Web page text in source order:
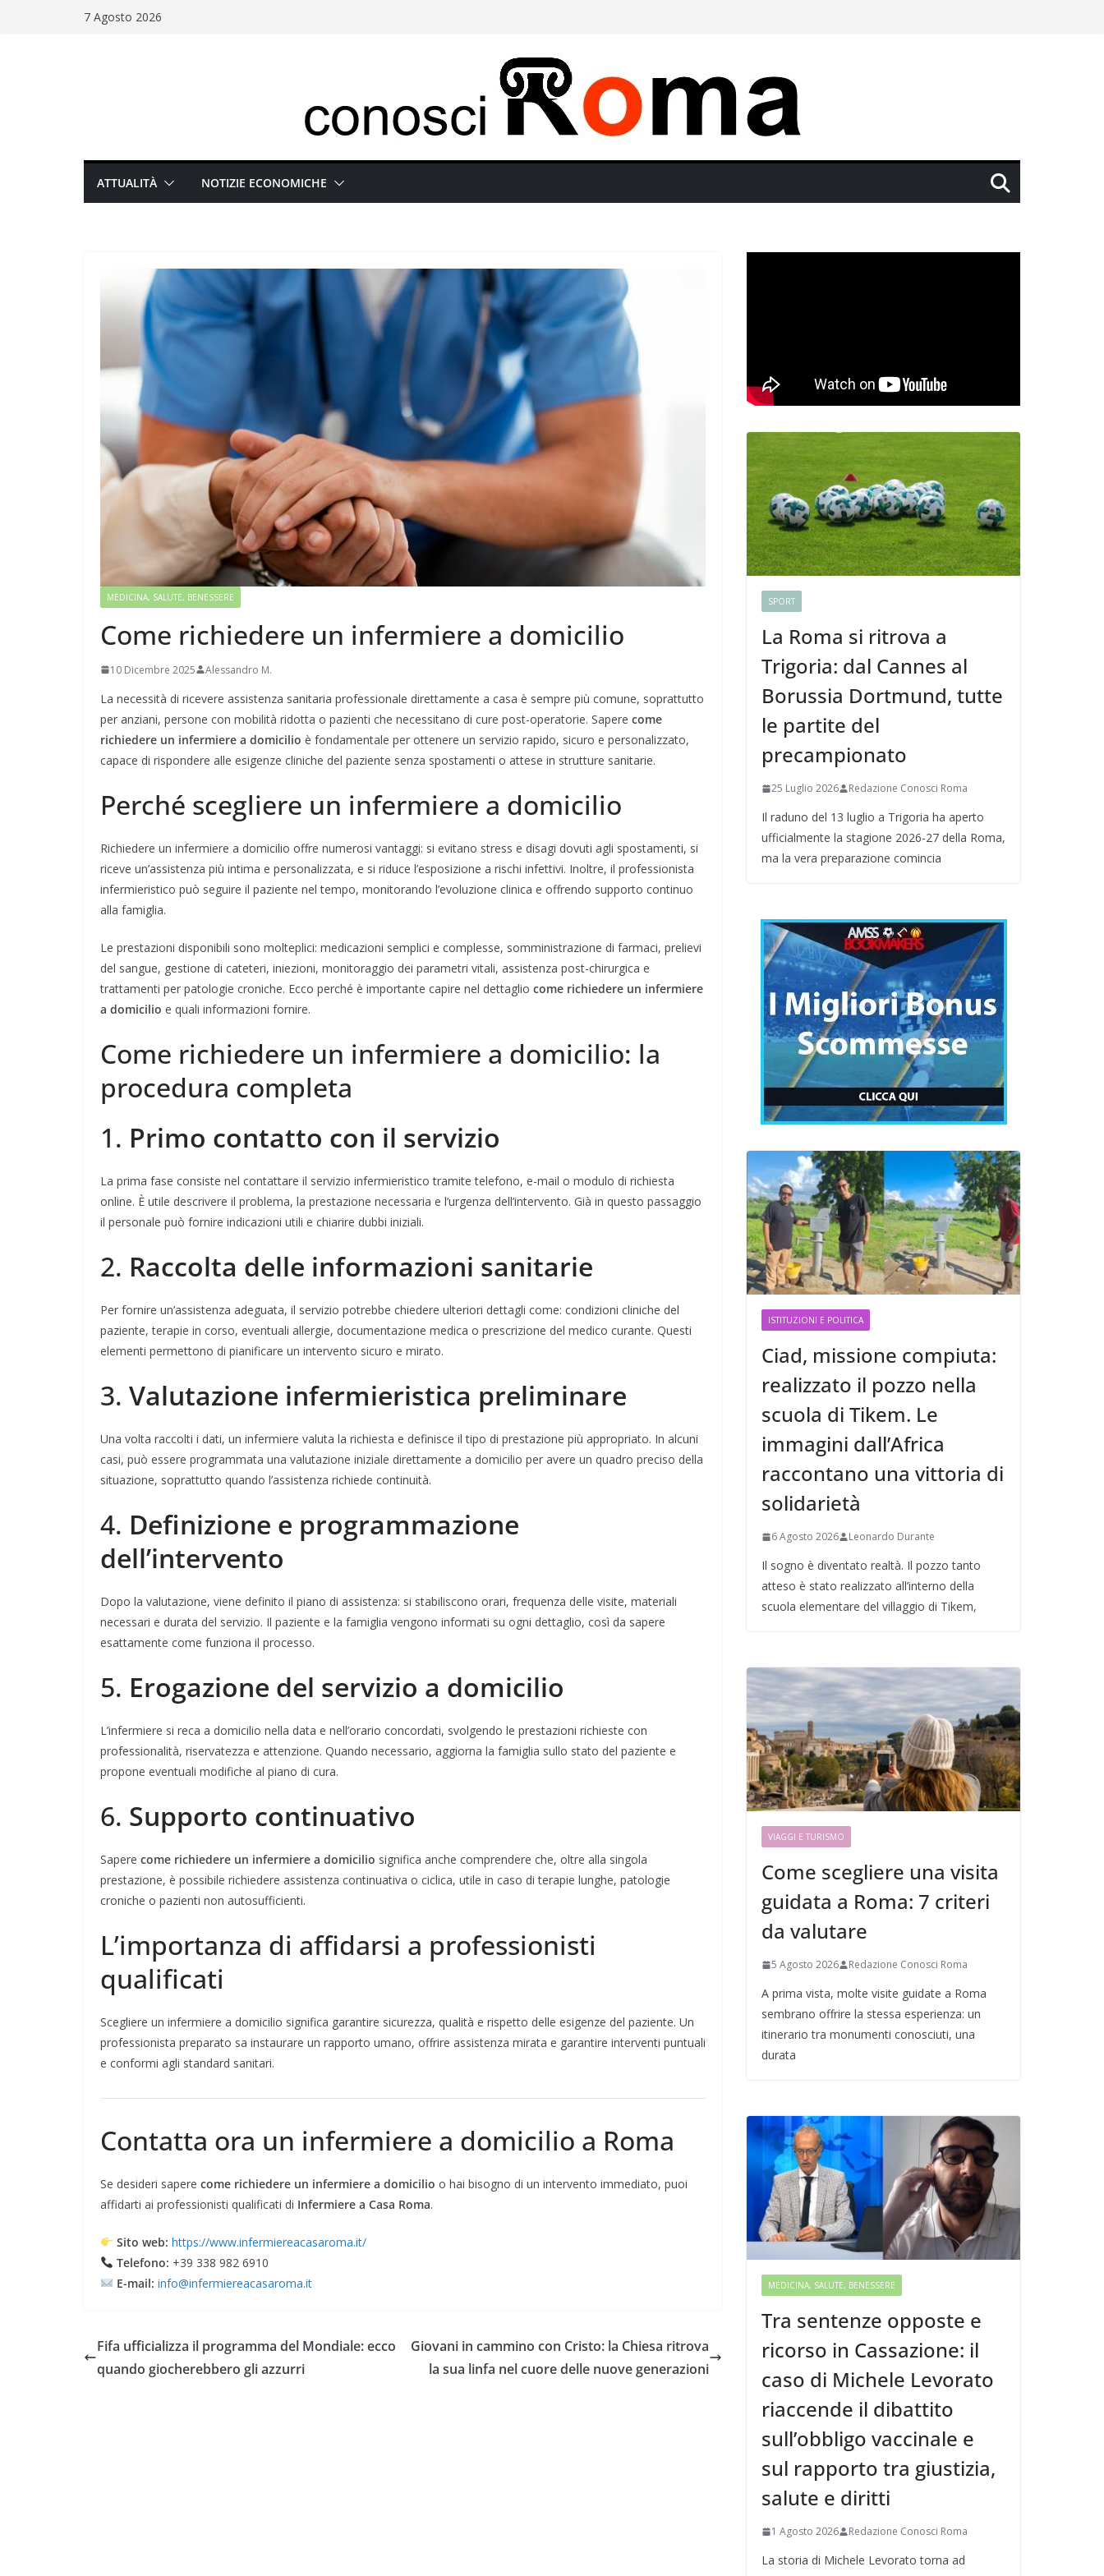
7 Agosto 2026
ATTUALITÀ NOTIZIE ECONOMICHE
MEDICINA, SALUTE, BENESSERE
Come richiedere un infermiere a domicilio
10 Dicembre 2025 Alessandro M.
La necessità di ricevere assistenza sanitaria professionale direttamente a casa è sempre più comune, soprattutto
per anziani, persone con mobilità ridotta o pazienti che necessitano di cure post-operatorie. Sapere come
richiedere un infermiere a domicilio è fondamentale per ottenere un servizio rapido, sicuro e personalizzato,
capace di rispondere alle esigenze cliniche del paziente senza spostamenti o attese in strutture sanitarie.
Perché scegliere un infermiere a domicilio
Richiedere un infermiere a domicilio offre numerosi vantaggi: si evitano stress e disagi dovuti agli spostamenti, si
riceve un’assistenza più intima e personalizzata, e si riduce l’esposizione a rischi infettivi. Inoltre, il professionista
infermieristico può seguire il paziente nel tempo, monitorando l’evoluzione clinica e offrendo supporto continuo
alla famiglia.
Le prestazioni disponibili sono molteplici: medicazioni semplici e complesse, somministrazione di farmaci, prelievi
del sangue, gestione di cateteri, iniezioni, monitoraggio dei parametri vitali, assistenza post-chirurgica e
trattamenti per patologie croniche. Ecco perché è importante capire nel dettaglio come richiedere un infermiere
a domicilio e quali informazioni fornire.
Come richiedere un infermiere a domicilio: la
procedura completa
1. Primo contatto con il servizio
La prima fase consiste nel contattare il servizio infermieristico tramite telefono, e-mail o modulo di richiesta
online. È utile descrivere il problema, la prestazione necessaria e l’urgenza dell’intervento. Già in questo passaggio
il personale può fornire indicazioni utili e chiarire dubbi iniziali.
2. Raccolta delle informazioni sanitarie
Per fornire un’assistenza adeguata, il servizio potrebbe chiedere ulteriori dettagli come: condizioni cliniche del
paziente, terapie in corso, eventuali allergie, documentazione medica o prescrizione del medico curante. Questi
elementi permettono di pianificare un intervento sicuro e mirato.
3. Valutazione infermieristica preliminare
Una volta raccolti i dati, un infermiere valuta la richiesta e definisce il tipo di prestazione più appropriato. In alcuni
casi, può essere programmata una valutazione iniziale direttamente a domicilio per avere un quadro preciso della
situazione, soprattutto quando l’assistenza richiede continuità.
4. Definizione e programmazione
dell’intervento
Dopo la valutazione, viene definito il piano di assistenza: si stabiliscono orari, frequenza delle visite, materiali
necessari e durata del servizio. Il paziente e la famiglia vengono informati su ogni dettaglio, così da sapere
esattamente come funziona il processo.
5. Erogazione del servizio a domicilio
L’infermiere si reca a domicilio nella data e nell’orario concordati, svolgendo le prestazioni richieste con
professionalità, riservatezza e attenzione. Quando necessario, aggiorna la famiglia sullo stato del paziente e
propone eventuali modifiche al piano di cura.
6. Supporto continuativo
Sapere come richiedere un infermiere a domicilio significa anche comprendere che, oltre alla singola
prestazione, è possibile richiedere assistenza continuativa o ciclica, utile in caso di terapie lunghe, patologie
croniche o pazienti non autosufficienti.
L’importanza di affidarsi a professionisti
qualificati
Scegliere un infermiere a domicilio significa garantire sicurezza, qualità e rispetto delle esigenze del paziente. Un
professionista preparato sa instaurare un rapporto umano, offrire assistenza mirata e garantire interventi puntuali
e conformi agli standard sanitari.
Contatta ora un infermiere a domicilio a Roma
Se desideri sapere come richiedere un infermiere a domicilio o hai bisogno di un intervento immediato, puoi
affidarti ai professionisti qualificati di Infermiere a Casa Roma.
Sito web: https://www.infermiereacasaroma.it/
Telefono: +39 338 982 6910
E-mail: info@infermiereacasaroma.it
Fifa ufficializza il programma del Mondiale: ecco
quando giocherebbero gli azzurri
Giovani in cammino con Cristo: la Chiesa ritrova
la sua linfa nel cuore delle nuove generazioni
SPORT
La Roma si ritrova a
Trigoria: dal Cannes al
Borussia Dortmund, tutte
le partite del
precampionato
25 Luglio 2026 Redazione Conosci Roma
Il raduno del 13 luglio a Trigoria ha aperto
ufficialmente la stagione 2026-27 della Roma,
ma la vera preparazione comincia
ISTITUZIONI E POLITICA
Ciad, missione compiuta:
realizzato il pozzo nella
scuola di Tikem. Le
immagini dall’Africa
raccontano una vittoria di
solidarietà
6 Agosto 2026 Leonardo Durante
Il sogno è diventato realtà. Il pozzo tanto
atteso è stato realizzato all’interno della
scuola elementare del villaggio di Tikem,
VIAGGI E TURISMO
Come scegliere una visita
guidata a Roma: 7 criteri
da valutare
5 Agosto 2026 Redazione Conosci Roma
A prima vista, molte visite guidate a Roma
sembrano offrire la stessa esperienza: un
itinerario tra monumenti conosciuti, una
durata
MEDICINA, SALUTE, BENESSERE
Tra sentenze opposte e
ricorso in Cassazione: il
caso di Michele Levorato
riaccende il dibattito
sull’obbligo vaccinale e
sul rapporto tra giustizia,
salute e diritti
1 Agosto 2026 Redazione Conosci Roma
La storia di Michele Levorato torna ad